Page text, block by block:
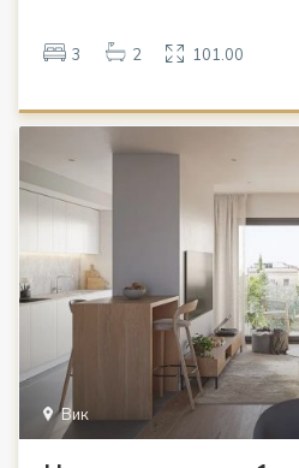
3 2 101.00
Вик